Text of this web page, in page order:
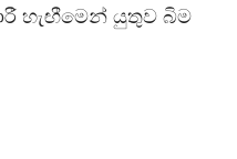
හැඟීමෙන් යුතුව බිම